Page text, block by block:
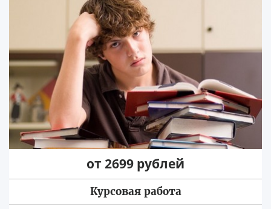
от 2699 рублей
Курсовая работа